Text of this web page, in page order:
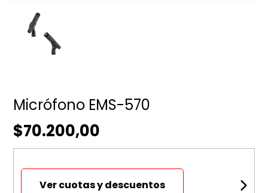
Micrófono EMS-570
$70.200,00
Ver cuotas y descuentos